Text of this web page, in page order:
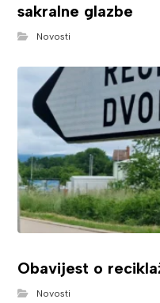
sakralne glazbe
Novosti
Obavijest o
Novosti